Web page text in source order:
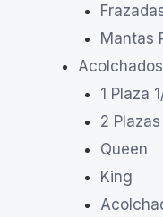
Mantas
Acolchados
1 Plaza
2 Plazas
Queen
King